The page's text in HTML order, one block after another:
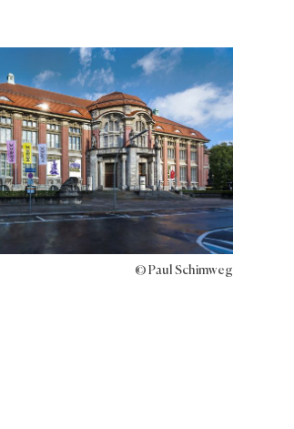
© Paul Schimweg